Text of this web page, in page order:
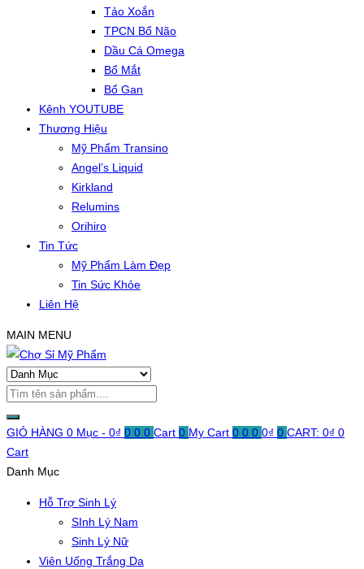
Tảo Xoắn
TPCN Bổ Não
Dầu Cá Omega
Bổ Mắt
Bổ Gan
Kênh YOUTUBE
Thương Hiệu
Mỹ Phẩm Transino
Angel’s Liquid
Kirkland
Relumins
Orihiro
Tin Tức
Mỹ Phẩm Làm Đẹp
Tin Sức Khỏe
Liên Hệ
MAIN MENU
GIỎ HÀNG 0 Mục - 0₫ 0 0 0 Cart 0 My Cart 0 0 0 0₫ 0 CART: 0₫ 0
Cart
Danh Mục
Hỗ Trợ Sinh Lý
SInh Lý Nam
Sinh Lý Nữ
Viên Uống Trắng Da